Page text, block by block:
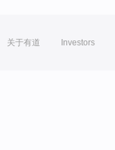
关于有道 Investors